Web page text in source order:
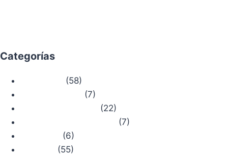
Categorías
(58)
(7)
(22)
(7)
(6)
(55)